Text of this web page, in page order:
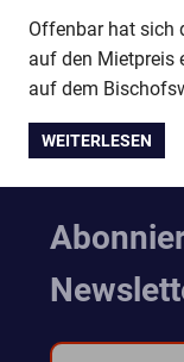
Offenbar hat sich
auf den Mietpreis
auf dem
WEITERLESEN